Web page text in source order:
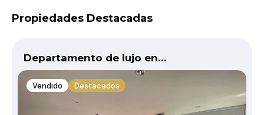
Propiedades Destacadas
Departamento de lujo en…
Vendido Destacados